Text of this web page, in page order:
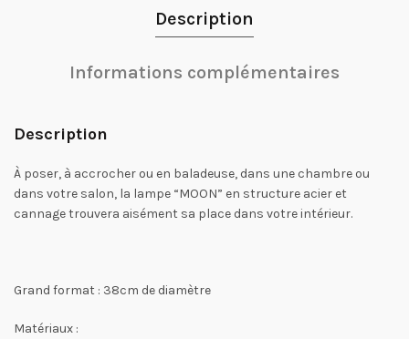
Description
Informations complémentaires
Description
À poser, à accrocher ou en baladeuse, dans une chambre ou
dans votre salon, la lampe “MOON” en structure acier et
cannage trouvera aisément sa place dans votre intérieur.
Grand format : 38cm de diamètre
Matériaux :